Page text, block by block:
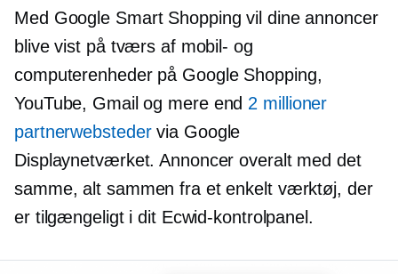
Med Google Smart Shopping vil dine annoncer
blive vist på tværs af mobil- og
computerenheder på Google Shopping,
YouTube, Gmail og mere end 2 millioner
partnerwebstedervia Google
Displaynetværket. Annoncer overalt med det
samme, alt sammen fra et enkelt værktøj, der
er tilgængeligt i dit Ecwid-kontrolpanel.